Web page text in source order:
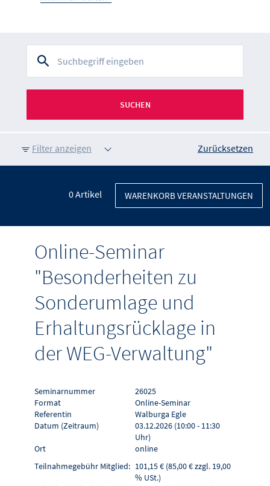
SUCHEN
Filter anzeigen Zurücksetzen
0Artikel WARENKORB VERANSTALTUNGEN
Online-Seminar
"Besonderheiten zu
Sonderumlage und
Erhaltungsrücklage in
der WEG-Verwaltung"
Seminarnummer
26025
Format
Online-Seminar
Referentin
Walburga Egle
Datum (Zeitraum)
03.12.2026 (10:00 - 11:30
Uhr)
Ort
online
Teilnahmegebühr Mitglied: 101,15 € (85,00 € zzgl. 19,00
% USt.)